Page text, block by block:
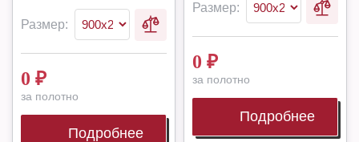
Размер:
0 ₽
за полотно
Подробнее
Размер:
0 ₽
за полотно
Подробнее